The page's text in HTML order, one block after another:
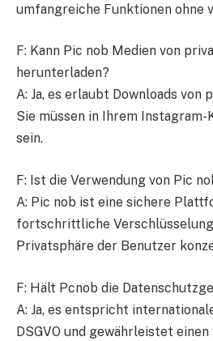
umfangreiche Funktionen ohne
F: Kann Pic nob Medien von
herunterladen?
A: Ja, es erlaubt Downloads von
Sie müssen in Ihrem
sein.
F: Ist die Verwendung von Pic
A: Pic nob ist eine sichere
fortschrittliche
Privatsphäre der Benutzer
F: Hält Pcnob die
A: Ja, es entspricht
DSGVO und gewährleistet